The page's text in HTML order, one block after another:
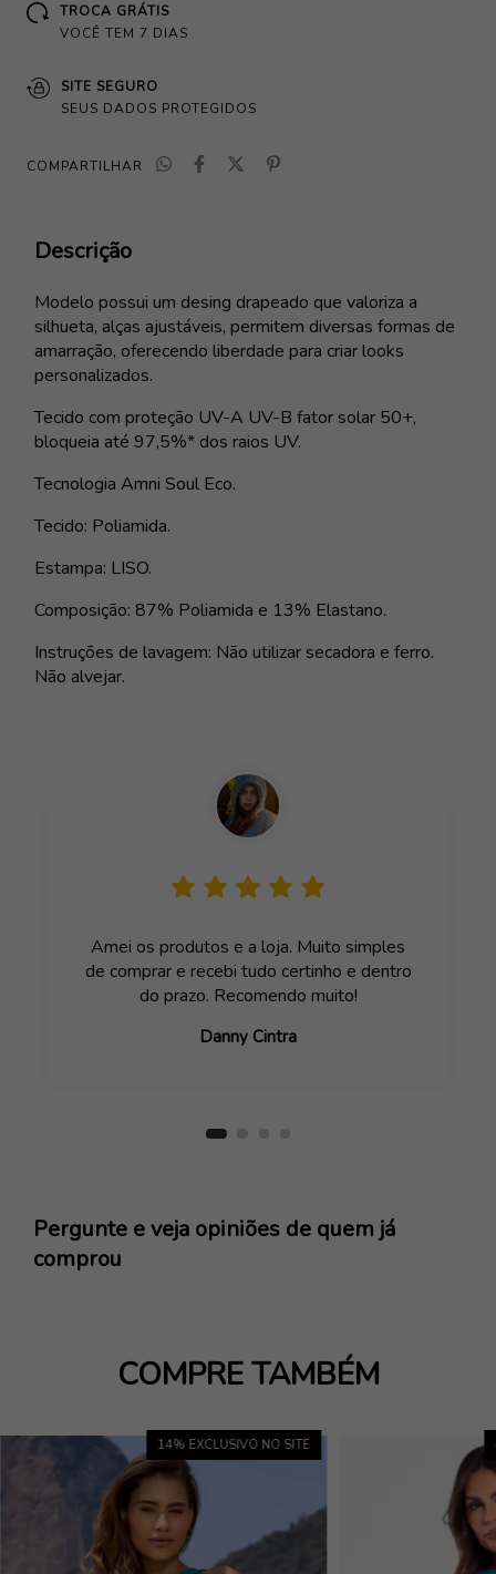
TROCA GRÁTIS
VOCÊ TEM 7 DIAS
SITE SEGURO
SEUS DADOS PROTEGIDOS
COMPARTILHAR
Descrição
Modelo possui um desing drapeado que valoriza a
silhueta, alças ajustáveis, permitem diversas formas de
amarração, oferecendo liberdade para criar looks
personalizados.
Tecido com proteção UV-A UV-B fator solar 50+,
bloqueia até 97,5%* dos raios UV.
Tecnologia Amni Soul Eco.
Tecido: Poliamida.
Estampa: LISO.
Composição: 87% Poliamida e 13% Elastano.
Instruções de lavagem: Não utilizar secadora e ferro.
Não alvejar.
Amei os produtos e a loja. Muito simples
de comprar e recebi tudo certinho e dentro
do prazo. Recomendo muito!
Danny Cintra
Pergunte e veja opiniões de quem já
comprou
COMPRE TAMBÉM
14% EXCLUSIVO NO SITE